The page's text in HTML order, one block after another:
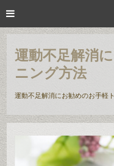
運動不足解消
ニング方法
運動不足解消にお勧めのお手軽